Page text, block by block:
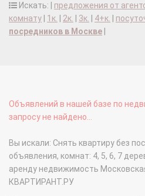
Искать: | предложения от
комнату
1к. 2к. 3к. 4+к.
посредников в Москве
Объявлений в нашей базе по
запросу не найдено...
Вы искали: Снять квартиру без
объявления, комнат: 4, 5, 6, 7
аренду недвижимость
КВАРТИРАНТ.РУ